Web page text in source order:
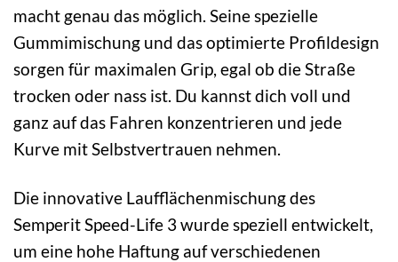
macht genau das möglich. Seine spezielle
Gummimischung und das optimierte Profildesign
sorgen für maximalen Grip, egal ob die Straße
trocken oder nass ist. Du kannst dich voll und
ganz auf das Fahren konzentrieren und jede
Kurve mit Selbstvertrauen nehmen.
Die innovative Laufflächenmischung des
Semperit Speed-Life 3 wurde speziell entwickelt,
um eine hohe Haftung auf verschiedenen